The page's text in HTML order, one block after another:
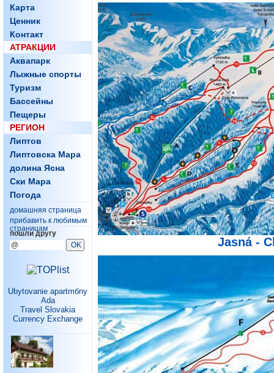
Карта
Ценник
Контакт
АТРАКЦИИ
Аквапарк
Лыжные спорты
Туризм
Бассейны
Пещеры
РЕГИОН
Липтов
Липтовска Мара
долина Ясна
Ски Мара
Погода
домашняя страница
прибавить к любимым
страницам
пошли другу
Ubytovanie apartmбny
Ada
Travel Slovakia
Currency Exchange
Jasná -